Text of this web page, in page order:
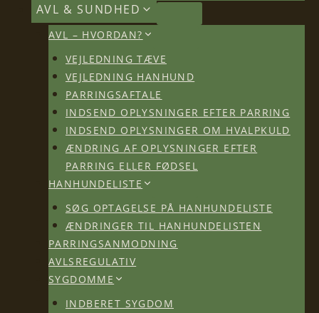
AVL & SUNDHED
AVL – HVORDAN?
VEJLEDNING TÆVE
VEJLEDNING HANHUND
PARRINGSAFTALE
INDSEND OPLYSNINGER EFTER PARRING
INDSEND OPLYSNINGER OM HVALPKULD
ÆNDRING AF OPLYSNINGER EFTER
PARRING ELLER FØDSEL
HANHUNDELISTE
SØG OPTAGELSE PÅ HANHUNDELISTE
ÆNDRINGER TIL HANHUNDELISTEN
PARRINGSANMODNING
AVLSREGULATIV
SYGDOMME
INDBERET SYGDOM